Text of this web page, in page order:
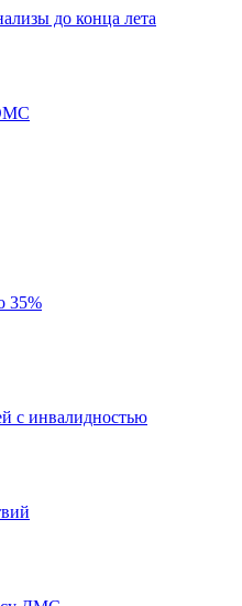
до конца лета
35%
с инвалидностью